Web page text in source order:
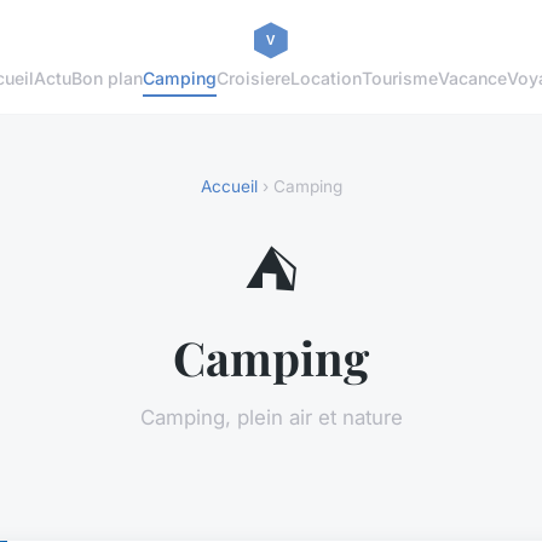
ActuBon planCampingCroisiereLocationTourismeVacance
Accueil› Camping
⛺
Camping
Camping, plein air et nature